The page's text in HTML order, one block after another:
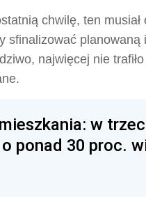
chwilę, ten musiał
sfinalizować planowaną
najwięcej nie
w
ponad 30 proc.